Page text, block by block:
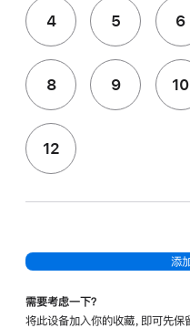
4 5 6
8 9 10
12
添
需要考虑一下？
将此设备加入你的收藏，即可先